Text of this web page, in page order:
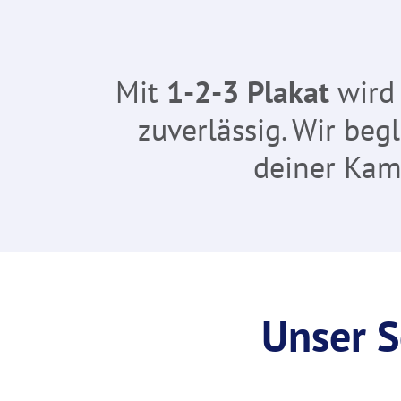
Mit 1-2-3 Plakat wird
zuverlässig. Wir
deiner
Unser